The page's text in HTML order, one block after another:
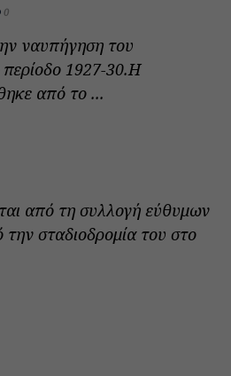
0
ναυπήγηση του
1927-30.Η
από το ...
από τη συλλογή εύθυμων
σταδιοδρομία του στο